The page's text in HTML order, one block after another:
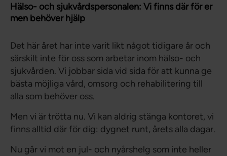
Hälso- och sjukvårdspersonalen: Vi finns där för er
men behöver hjälp
Det här året har inte varit likt något tidigare år och
särskilt inte för oss som arbetar inom hälso- och
sjukvården. Vi jobbar sida vid sida för att kunna ge
bästa möjliga vård, omsorg och rehabilitering till
alla som behöver oss.
Men vi är trötta nu. Vi kan aldrig stänga kontoret, vi
finns alltid där för dig: dygnet runt, årets alla dagar.
Nu går vi mot en jul- och nyårshelg som inte heller